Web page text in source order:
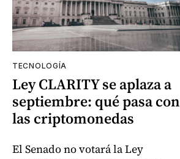
TECNOLOGÍA
Ley CLARITY se aplaza a
septiembre: qué pasa con
las criptomonedas
El Senado no votará la Ley